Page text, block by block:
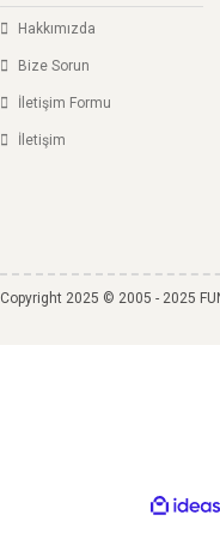
Hakkımızda
Bize Sorun
İletişim Formu
İletişim
Copyright 2025 © 2005 - 2025